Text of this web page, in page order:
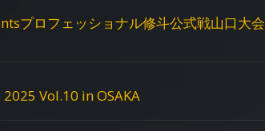
プロフェッショナル修斗公式戦山口大会
2025 Vol.10 in OSAKA